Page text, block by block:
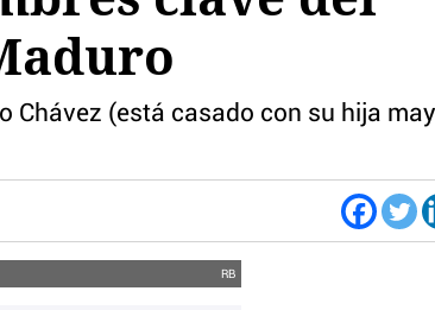
Chávez (está casado con su hija
RB